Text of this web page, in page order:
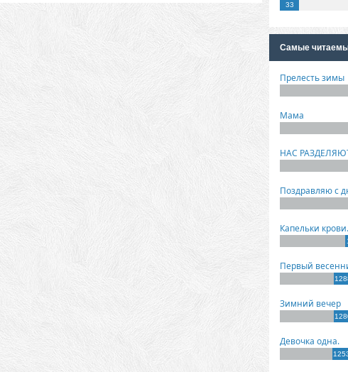
33
Самые
Прелесть зимы
Мама
НАС
Капельки крови.
Первый
Зимний вечер
Девочка одна.